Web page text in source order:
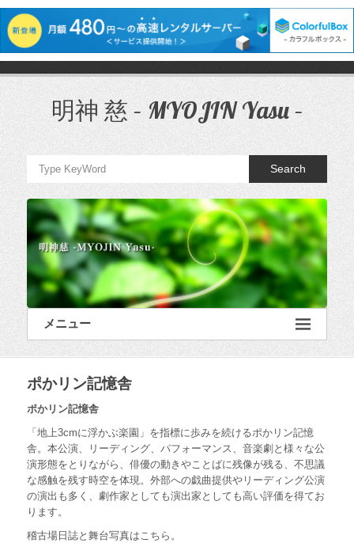
ス
明神 慈 – MYOJIN Yasu –
Search
メニュー
ポかリン記憶舎
ポかリン記憶舎
「地上3cmに浮かぶ楽園」を指標に歩みを続けるポかリン記憶
舎。本公演、リーディング、パフォーマンス、音楽劇と様々な公
演形態をとりながら、俳優の動きやことばに残像が残る、不思議
な感触を残す時空を体現。外部への戯曲提供やリーディング公演
の演出も多く、劇作家としても演出家としても高い評価を得てお
ります。
稽古場日誌と舞台写真はこちら。